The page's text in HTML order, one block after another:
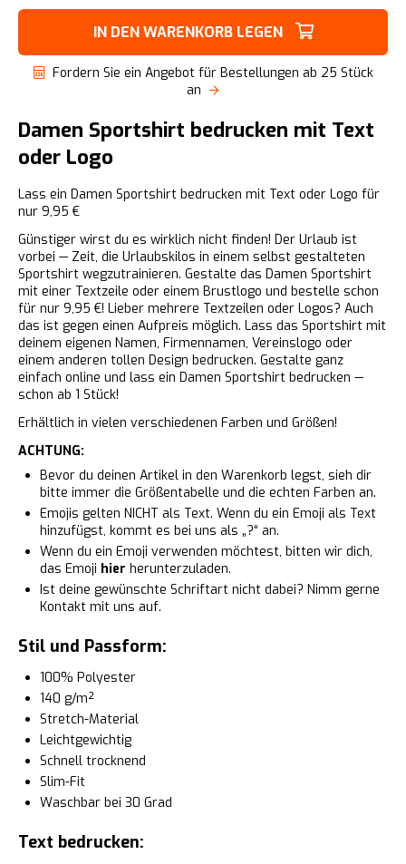
IN DEN WARENKORB LEGEN
Fordern Sie ein Angebot für Bestellungen ab 25 Stück
an
Damen Sportshirt bedrucken mit Text
oder Logo
Lass ein Damen Sportshirt bedrucken mit Text oder Logo für
nur 9,95 €
Günstiger wirst du es wirklich nicht finden! Der Urlaub ist
vorbei — Zeit, die Urlaubskilos in einem selbst gestalteten
Sportshirt wegzutrainieren. Gestalte das Damen Sportshirt
mit einer Textzeile oder einem Brustlogo und bestelle schon
für nur 9,95 €! Lieber mehrere Textzeilen oder Logos? Auch
das ist gegen einen Aufpreis möglich. Lass das Sportshirt mit
deinem eigenen Namen, Firmennamen, Vereinslogo oder
einem anderen tollen Design bedrucken. Gestalte ganz
einfach online und lass ein Damen Sportshirt bedrucken —
schon ab 1 Stück!
Erhältlich in vielen verschiedenen Farben und Größen!
ACHTUNG:
Bevor du deinen Artikel in den Warenkorb legst, sieh dir
bitte immer die Größentabelle und die echten Farben an.
Emojis gelten NICHT als Text. Wenn du ein Emoji als Text
hinzufügst, kommt es bei uns als „?“ an.
Wenn du ein Emoji verwenden möchtest, bitten wir dich,
das Emoji hier herunterzuladen.
Ist deine gewünschte Schriftart nicht dabei? Nimm gerne
Kontakt mit uns auf.
Stil und Passform:
100% Polyester
140 g/m²
Stretch-Material
Leichtgewichtig
Schnell trocknend
Slim-Fit
Waschbar bei 30 Grad
Text bedrucken: